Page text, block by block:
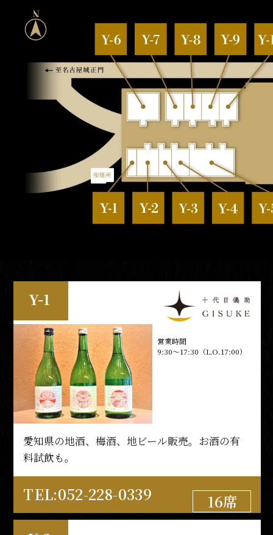
Y-1
営業時間
9:30～17:30（L.O.17:00）
愛知県の地酒、梅酒、地ビール販売。お酒の有
料試飲も。
TEL:052-228-0339
16席